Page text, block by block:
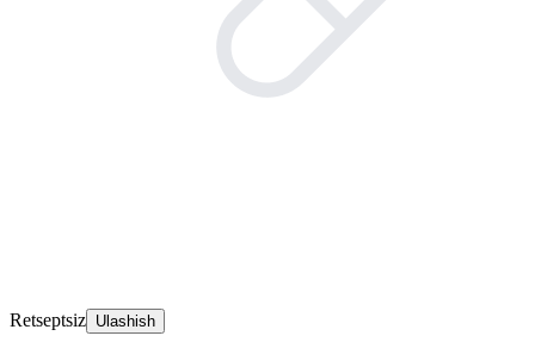
Retseptsiz Ulashish